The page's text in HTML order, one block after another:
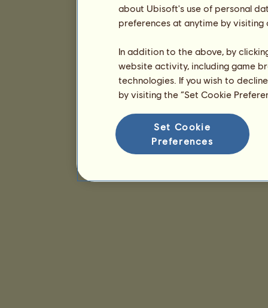
about Ubisoft's use of personal
preferences at anytime by
In addition to the above, by
website activity, including game
technologies. If you wish to
by visiting the “Set Cookie
Set Cookie
Preferences